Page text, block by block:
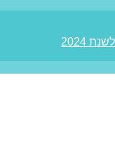
2024